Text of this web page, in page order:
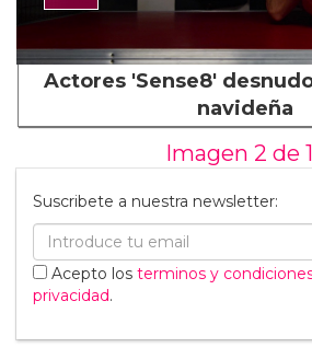
Actores 'Sense8'
navideña
Imagen 2 de
Suscribete a nuestra newsletter:
Acepto los terminos y
privacidad.